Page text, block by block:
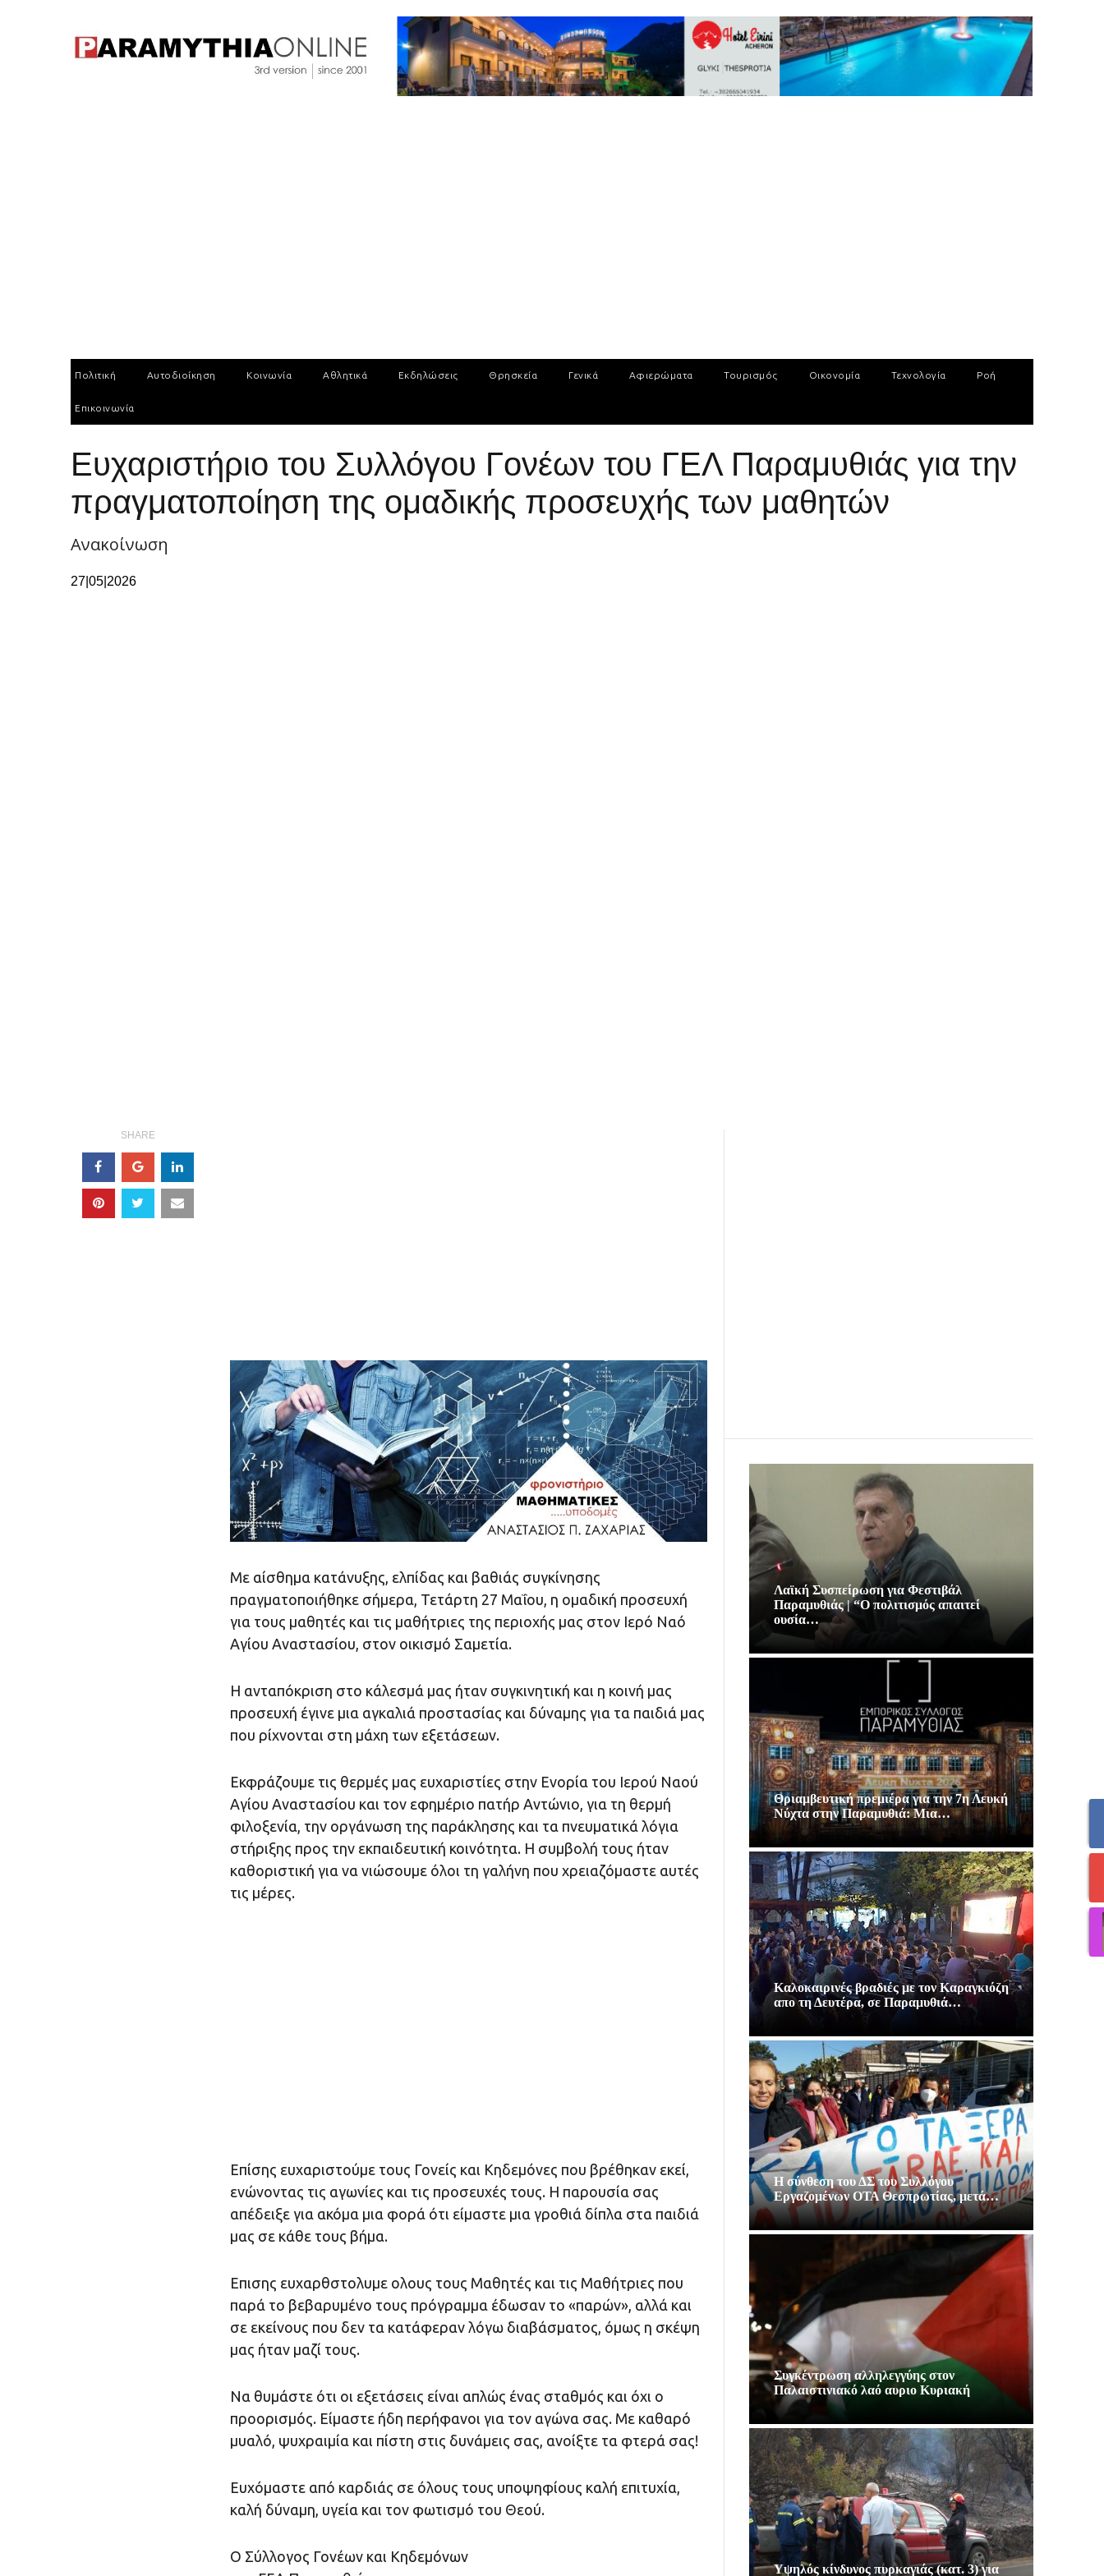
Πολιτική Αυτοδιοίκηση Κοινωνία Αθλητικά Εκδηλώσεις Θρησκεία Γενικά Αφιερώματα Τουρισμός Οικονομία Τεχνολογία Ροή
Επικοινωνία
Ευχαριστήριο του Συλλόγου Γονέων του ΓΕΛ Παραμυθιάς για την
πραγματοποίηση της ομαδικής προσευχής των μαθητών
Ανακοίνωση
27|05|2026
SHARE
Με αίσθημα κατάνυξης, ελπίδας και βαθιάς συγκίνησης
πραγματοποιήθηκε σήμερα, Τετάρτη 27 Μαΐου, η ομαδική προσευχή
για τους μαθητές και τις μαθήτριες της περιοχής μας στον Ιερό Ναό
Αγίου Αναστασίου, στον οικισμό Σαμετία.
Η ανταπόκριση στο κάλεσμά μας ήταν συγκινητική και η κοινή μας
προσευχή έγινε μια αγκαλιά προστασίας και δύναμης για τα παιδιά μας
που ρίχνονται στη μάχη των εξετάσεων.
Εκφράζουμε τις θερμές μας ευχαριστίες στην Ενορία του Ιερού Ναού
Αγίου Αναστασίου και τον εφημέριο πατήρ Αντώνιο, για τη θερμή
φιλοξενία, την οργάνωση της παράκλησης και τα πνευματικά λόγια
στήριξης προς την εκπαιδευτική κοινότητα. Η συμβολή τους ήταν
καθοριστική για να νιώσουμε όλοι τη γαλήνη που χρειαζόμαστε αυτές
τις μέρες.
Επίσης ευχαριστούμε τους Γονείς και Κηδεμόνες που βρέθηκαν εκεί,
ενώνοντας τις αγωνίες και τις προσευχές τους. Η παρουσία σας
απέδειξε για ακόμα μια φορά ότι είμαστε μια γροθιά δίπλα στα παιδιά
μας σε κάθε τους βήμα.
Επισης ευχαρθστολυμε ολους τους Μαθητές και τις Μαθήτριες που
παρά το βεβαρυμένο τους πρόγραμμα έδωσαν το «παρών», αλλά και
σε εκείνους που δεν τα κατάφεραν λόγω διαβάσματος, όμως η σκέψη
μας ήταν μαζί τους.
Να θυμάστε ότι οι εξετάσεις είναι απλώς ένας σταθμός και όχι ο
προορισμός. Είμαστε ήδη περήφανοι για τον αγώνα σας. Με καθαρό
μυαλό, ψυχραιμία και πίστη στις δυνάμεις σας, ανοίξτε τα φτερά σας!
Ευχόμαστε από καρδιάς σε όλους τους υποψηφίους καλή επιτυχία,
καλή δύναμη, υγεία και τον φωτισμό του Θεού.
Ο Σύλλογος Γονέων και Κηδεμόνων
Λαϊκή Συσπείρωση για Φεστιβάλ
Παραμυθιάς | “Ο πολιτισμός απαιτεί
ουσία…
Θριαμβευτική πρεμιέρα για την 7η Λευκή
Νύχτα στην Παραμυθιά: Μια…
Καλοκαιρινές βραδιές με τον Καραγκιόζη
απο τη Δευτέρα, σε Παραμυθιά…
Η σύνθεση του ΔΣ του Συλλόγου
Εργαζομένων ΟΤΑ Θεσπρωτίας, μετά…
Συγκέντρωση αλληλεγγύης στον
Παλαιστινιακό λαό αυριο Κυριακή
Υψηλός κίνδυνος πυρκαγιάς (κατ. 3) για